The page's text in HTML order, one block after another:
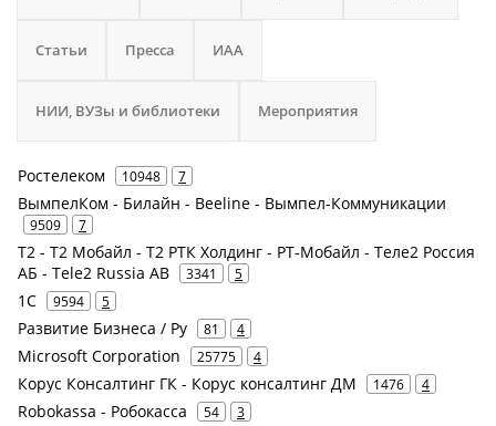
Статьи Пресса ИАА
НИИ, ВУЗы и библиотеки Мероприятия
Ростелеком 10948 7
ВымпелКом - Билайн - Beeline - Вымпел-Коммуникации
9509 7
Т2 - Т2 Мобайл - Т2 РТК Холдинг - РТ-Мобайл - Теле2 Россия
АБ - Tele2 Russia AB
3341 5
1С 9594 5
Развитие Бизнеса / Ру 81 4
Microsoft Corporation 25775 4
Корус Консалтинг ГК - Корус консалтинг ДМ 1476 4
Robokassa - Робокасса 54 3